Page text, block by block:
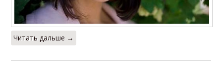
Читать дальше →